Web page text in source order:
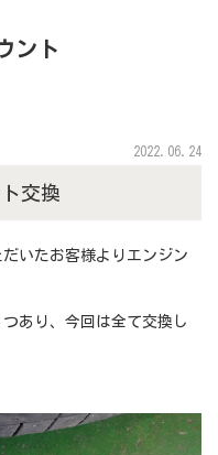
ント
2022.06.24
交換
いたお客様よりエンジン
あり、今回は全て交換し